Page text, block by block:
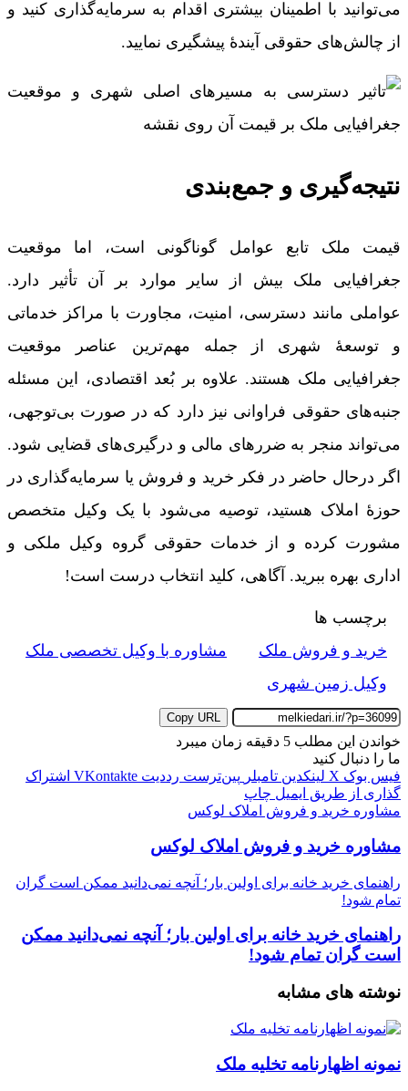
می‌توانید با اطمینان بیشتری اقدام به سرمایه‌گذاری کنید و
از چالش‌های حقوقی آیندۀ پیشگیری نمایید.
نتیجه‌گیری و جمع‌بندی
قیمت ملک تابع عوامل گوناگونی است، اما موقعیت
جغرافیایی ملک بیش از سایر موارد بر آن تأثیر دارد.
عواملی مانند دسترسی، امنیت، مجاورت با مراکز خدماتی
و توسعۀ شهری از جمله مهم‌ترین عناصر موقعیت
جغرافیایی ملک هستند. علاوه بر بُعد اقتصادی، این مسئله
جنبه‌های حقوقی فراوانی نیز دارد که در صورت بی‌توجهی،
می‌تواند منجر به ضررهای مالی و درگیری‌های قضایی شود.
اگر درحال حاضر در فکر خرید و فروش یا سرمایه‌گذاری در
حوزۀ املاک هستید، توصیه می‌شود با یک وکیل متخصص
مشورت کرده و از خدمات حقوقی گروه وکیل ملکی و
اداری بهره ببرید. آگاهی، کلید انتخاب درست است!
برچسب ها
خرید و فروش ملک
مشاوره با وکیل تخصصی ملک
وکیل زمین شهری
Copy URL
خواندن این مطلب 5 دقیقه زمان میبرد
ما را دنبال کنید
فیس بوک X لینکدین ‫تامبلر ‫پین‌ترست ‫رددیت ‫VKontakte اشتراک
گذاری از طریق ایمیل چاپ
مشاوره خرید و فروش املاک لوکس
مشاوره خرید و فروش املاک لوکس
راهنمای خرید خانه برای اولین بار؛ آنچه نمی‌دانید ممکن است گران
تمام شود!
راهنمای خرید خانه برای اولین بار؛ آنچه نمی‌دانید ممکن
است گران تمام شود!
نوشته های مشابه
نمونه اظهارنامه تخلیه ملک